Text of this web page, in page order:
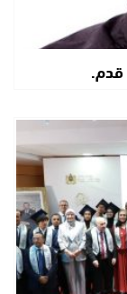
قدم.